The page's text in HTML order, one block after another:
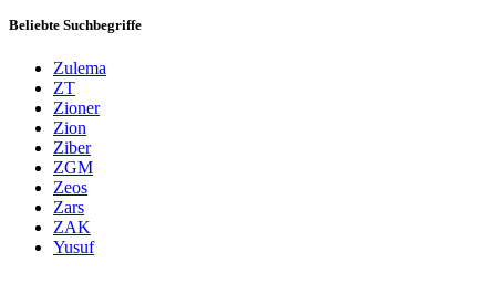
Beliebte Suchbegriffe
Zulema
ZT
Zioner
Zion
Ziber
ZGM
Zeos
Zars
ZAK
Yusuf